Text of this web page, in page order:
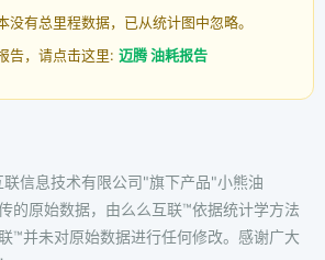
没有总里程数据，已从统计图中忽略。
告，请点击这里: 迈腾 油耗报告
信息技术有限公司"旗下产品"小熊油
的原始数据，由么么互联™依据统计学方法
™并未对原始数据进行任何修改。感谢广大